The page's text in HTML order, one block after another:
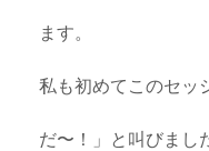
ます。
私も初めてこのセッ
だ〜！」と叫びまし